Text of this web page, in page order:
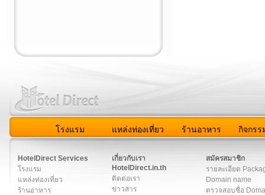
โรงแรม แหล่งท่องเที่ยว ร้านอาหาร กิจกรร
HotelDirect Services
โรงแรม
แหล่งท่องเที่ยว
ร้านอาหาร
เกี่ยวกับเรา
HotelDirect.in.th
ติดต่อเรา
ข่าวสาร
สมัครสมาชิก
รายละเอียด
Domain name
ตรวจสอบชื่อ